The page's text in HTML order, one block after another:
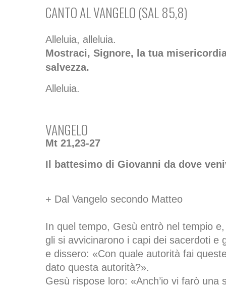
CANTO AL VANGELO (SAL 85,8)
Alleluia, alleluia.
Mostraci, Signore, la tua
salvezza.
Alleluia.
VANGELO
Mt 21,23-27
Il battesimo di Giovanni da dove
+ Dal Vangelo secondo Matteo
In quel tempo, Gesù entrò nel tempio
gli si avvicinarono i capi dei sacerdoti e
e dissero: «Con quale autorità fai
dato questa autorità?».
Gesù rispose loro: «Anch’io vi farò una